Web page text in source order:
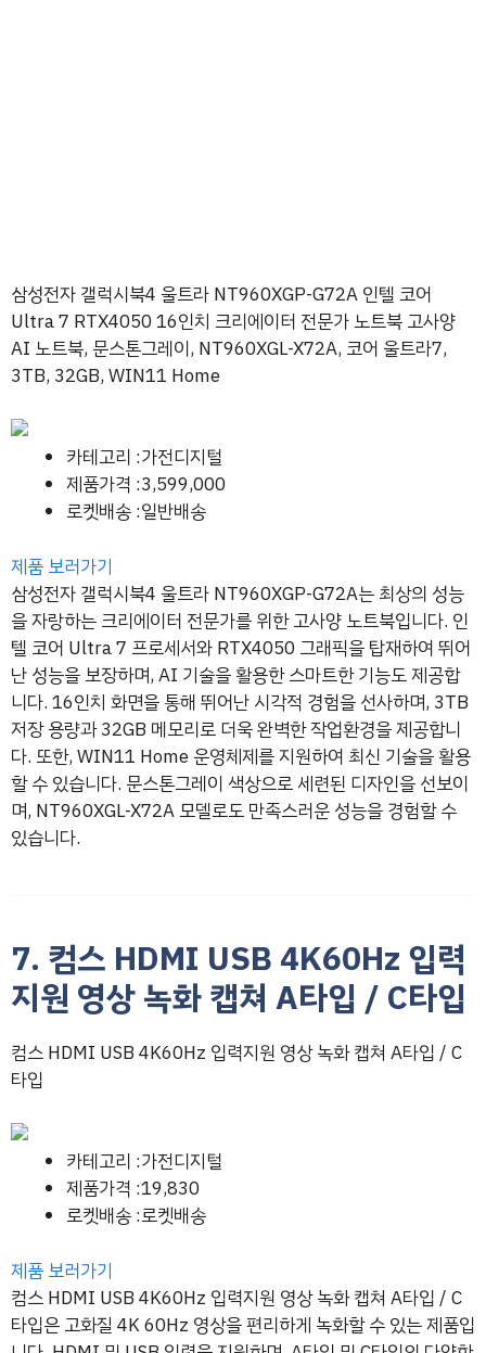
삼성전자 갤럭시북4 울트라 NT960XGP-G72A 인텔 코어
Ultra 7 RTX4050 16인치 크리에이터 전문가 노트북 고사양
AI 노트북, 문스톤그레이, NT960XGL-X72A, 코어 울트라7,
3TB, 32GB, WIN11 Home
카테고리 :가전디지털
제품가격 :3,599,000
로켓배송 :일반배송
제품 보러가기
삼성전자 갤럭시북4 울트라 NT960XGP-G72A는 최상의 성능
을 자랑하는 크리에이터 전문가를 위한 고사양 노트북입니다. 인
텔 코어 Ultra 7 프로세서와 RTX4050 그래픽을 탑재하여 뛰어
난 성능을 보장하며, AI 기술을 활용한 스마트한 기능도 제공합
니다. 16인치 화면을 통해 뛰어난 시각적 경험을 선사하며, 3TB
저장 용량과 32GB 메모리로 더욱 완벽한 작업환경을 제공합니
다. 또한, WIN11 Home 운영체제를 지원하여 최신 기술을 활용
할 수 있습니다. 문스톤그레이 색상으로 세련된 디자인을 선보이
며, NT960XGL-X72A 모델로도 만족스러운 성능을 경험할 수
있습니다.
7. 컴스 HDMI USB 4K60Hz 입력
지원 영상 녹화 캡쳐 A타입 / C타입
컴스 HDMI USB 4K60Hz 입력지원 영상 녹화 캡쳐 A타입 / C
타입
카테고리 :가전디지털
제품가격 :19,830
로켓배송 :로켓배송
제품 보러가기
컴스 HDMI USB 4K60Hz 입력지원 영상 녹화 캡쳐 A타입 / C
타입은 고화질 4K 60Hz 영상을 편리하게 녹화할 수 있는 제품입